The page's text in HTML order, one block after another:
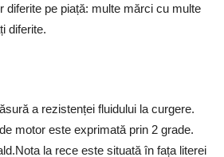
diferite pe piață: multe mărci cu multe
diferite.
a rezistenței fluidului la curgere.
motor este exprimată prin 2 grade.
la rece este situată în fața literei